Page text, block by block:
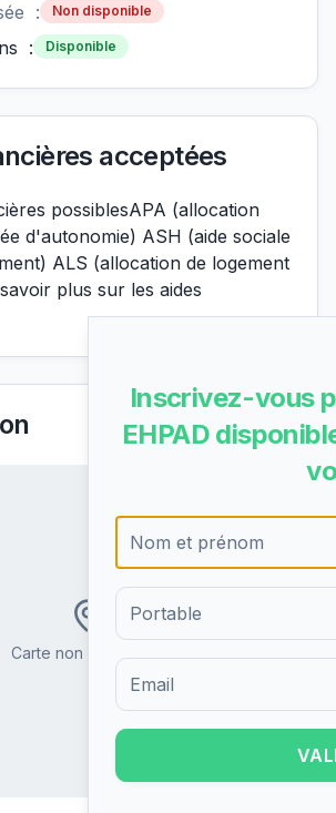
: Non disponible
: Disponible
acceptées
possiblesAPA (allocation
d'autonomie) ASH (aide sociale
ALS (allocation de logement
plus sur les aides
Carte non disponible
Inscrivez-vous
EHPAD
Formulaire d'inscription pour